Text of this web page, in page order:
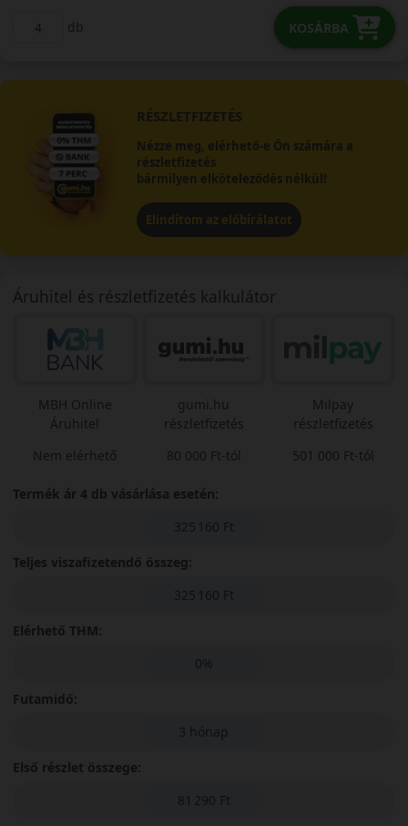
db KOSÁRBA
RÉSZLETFIZETÉS
Nézze meg, elérhető-e Ön számára a
részletfizetés
bármilyen elköteleződés nélkül!
Elindítom az előbírálatot
Áruhitel és részletfizetés kalkulátor
MBH Online
Áruhitel
Nem elérhető
gumi.hu
részletfizetés
80 000 Ft-tól
Milpay
részletfizetés
501 000 Ft-tól
Termék ár 4 db vásárlása esetén:
325 160 Ft
Teljes viszafizetendő összeg:
325 160 Ft
Elérhető THM:
0%
Futamidő:
3 hónap
Első részlet összege:
81 290 Ft